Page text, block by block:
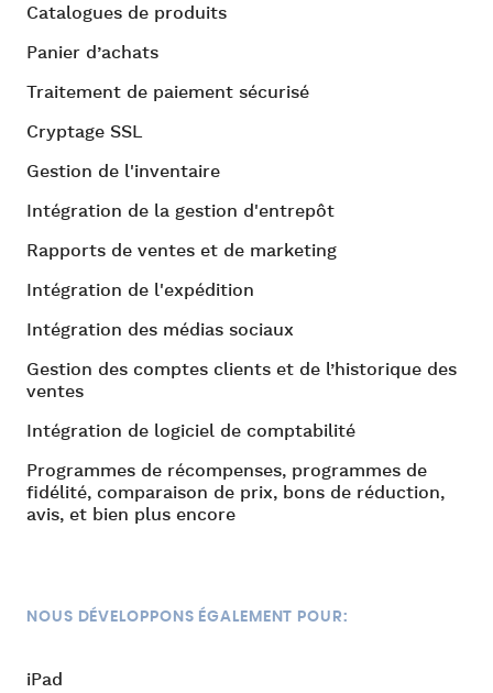
Catalogues de produits
Panier d’achats
Traitement de paiement sécurisé
Cryptage SSL
Gestion de l'inventaire
Intégration de la gestion d'entrepôt
Rapports de ventes et de marketing
Intégration de l'expédition
Intégration des médias sociaux
Gestion des comptes clients et de l’historique des
ventes
Intégration de logiciel de comptabilité
Programmes de récompenses, programmes de
fidélité, comparaison de prix, bons de réduction,
avis, et bien plus encore
NOUS DÉVELOPPONS ÉGALEMENT POUR:
iPad